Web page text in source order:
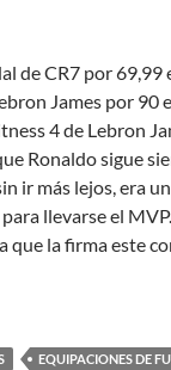
de CR7 por 69,99
James por 90
4 de Lebron
Ronaldo sigue
ir más lejos, era
llevarse el
que la firma este
EQUIPACIONES DE